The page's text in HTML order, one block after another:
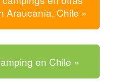
Araucanía, Chile »
en Chile »